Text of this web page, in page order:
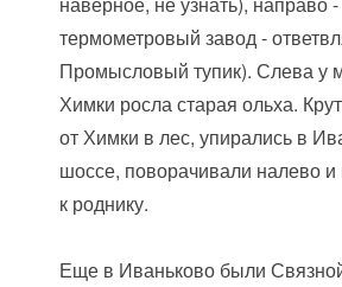
термометровый завод -
Промысловый тупик). Слева у
Химки росла старая ольха.
от Химки в лес, упирались в
шоссе, поворачивали налево
к роднику.
Еще в Иваньково были